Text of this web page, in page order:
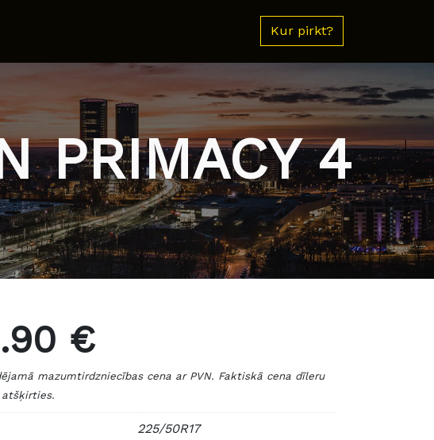
Kur pirkt?
PRIMACY 4
€
mazumtirdzniecības cena ar PVN. Faktiskā cena dīleru
atšķirties.
225/50R17